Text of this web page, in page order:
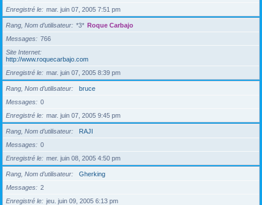
Enregistré le
mar. juin 07, 2005 7:51 pm
Rang, Nom d’utilisateur *3* Roque Carbajo
Messages
766
Site Internet
http://www.roquecarbajo.com
Enregistré le
mar. juin 07, 2005 8:39 pm
Rang, Nom d’utilisateur
bruce
Messages
0
Enregistré le
mar. juin 07, 2005 9:45 pm
Rang, Nom d’utilisateur
RAJI
Messages
0
Enregistré le
mer. juin 08, 2005 4:50 pm
Rang, Nom d’utilisateur
Gherking
Messages
2
Enregistré le
jeu. juin 09, 2005 6:13 pm